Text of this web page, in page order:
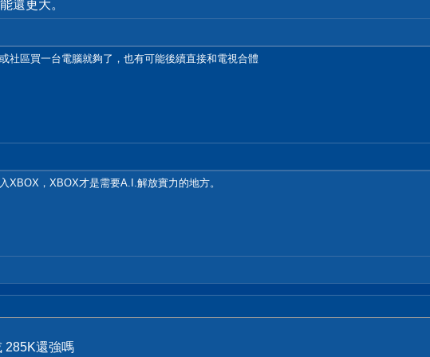
還更大。
社區買一台電腦就夠了，也有可能後續直接和電視合體
XBOX，XBOX才是需要A.I.解放實力的地方。
285K還強嗎